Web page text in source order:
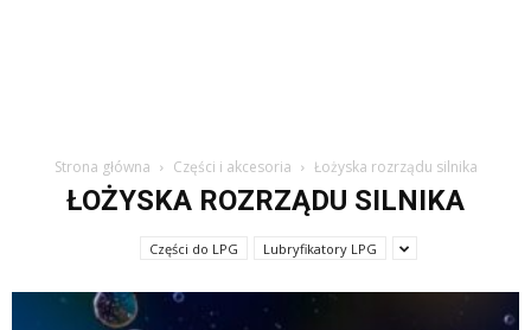
Strona główna Części i akcesoria Łożyska rozrządu silnika
ŁOŻYSKA ROZRZĄDU SILNIKA
Części do LPG Lubryfikatory LPG